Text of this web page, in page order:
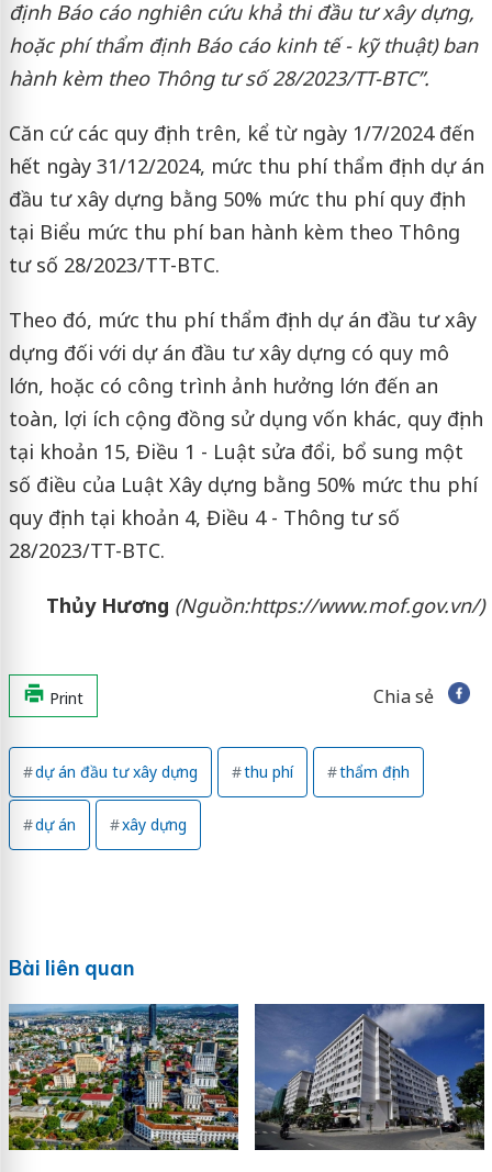
định Báo cáo nghiên cứu khả thi đầu tư xây dựng,
hoặc phí thẩm định Báo cáo kinh tế - kỹ thuật) ban
hành kèm theo Thông tư số 28/2023/TT-BTC”.
Căn cứ các quy định trên, kể từ ngày 1/7/2024 đến
hết ngày 31/12/2024, mức thu phí thẩm định dự án
đầu tư xây dựng bằng 50% mức thu phí quy định
tại Biểu mức thu phí ban hành kèm theo Thông
tư số 28/2023/TT-BTC.
Theo đó, mức thu phí thẩm định dự án đầu tư xây
dựng đối với dự án đầu tư xây dựng có quy mô
lớn, hoặc có công trình ảnh hưởng lớn đến an
toàn, lợi ích cộng đồng sử dụng vốn khác, quy định
tại khoản 15, Điều 1 - Luật sửa đổi, bổ sung một
số điều của Luật Xây dựng bằng 50% mức thu phí
quy định tại khoản 4, Điều 4 - Thông tư số
28/2023/TT-BTC.
Thủy Hương (Nguồn:https://www.mof.gov.vn/)
Print Chia sẻ
dự án đầu tư xây dựng thu phí thẩm định
dự án xây dựng
Bài liên quan